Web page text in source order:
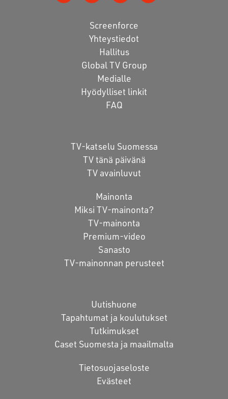
Screenforce
Yhteystiedot
Hallitus
Global TV Group
Medialle
Hyödylliset linkit
FAQ
TV-katselu Suomessa
TV tänä päivänä
TV avainluvut
Mainonta
Miksi TV-mainonta?
TV-mainonta
Premium-video
Sanasto
TV-mainonnan perusteet
Uutishuone
Tapahtumat ja koulutukset
Tutkimukset
Caset Suomesta ja maailmalta
Tietosuojaseloste
Evästeet